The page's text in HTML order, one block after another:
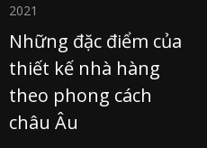
2021
Những đặc điểm của
thiết kế nhà hàng
theo phong cách
châu Âu